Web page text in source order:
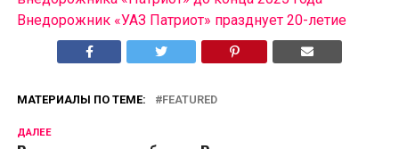
Внедорожник «УАЗ Патриот» празднует 20-летие
МАТЕРИАЛЫ ПО ТЕМЕ: FEATURED
ДАЛЕЕ